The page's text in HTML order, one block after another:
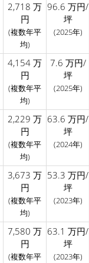
2,718 万
円
(複数年平
均)
96.6 万円/
坪
(2025年)
4,154 万
円
(複数年平
均)
7.6 万円/
坪
(2025年)
2,229 万
円
(複数年平
均)
63.6 万円/
坪
(2024年)
3,673 万
円
(複数年平
均)
53.3 万円/
坪
(2023年)
7,580 万
円
(複数年平
63.1 万円/
坪
(2023年)